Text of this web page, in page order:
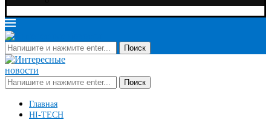
Поиск
Поиск
Главная
HI-TECH